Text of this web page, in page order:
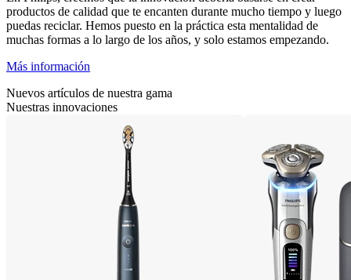
productos de calidad que te encanten durante mucho tiempo y luego
puedas reciclar. Hemos puesto en la práctica esta mentalidad de
muchas formas a lo largo de los años, y solo estamos empezando.
Más información
Nuevos artículos de nuestra gama
Nuestras innovaciones